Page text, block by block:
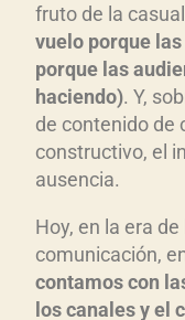
fruto de la
vuelo porque
porque las
haciendo). Y,
de contenido de
constructivo, el
ausencia.
Hoy, en la era
comunicación,
contamos con
los canales y el